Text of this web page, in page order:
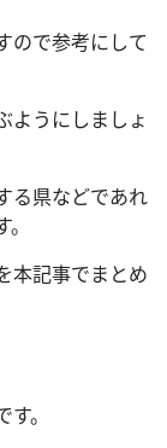
ので参考にして
ようにしましょ
る県などであれ
本記事でまとめ
。